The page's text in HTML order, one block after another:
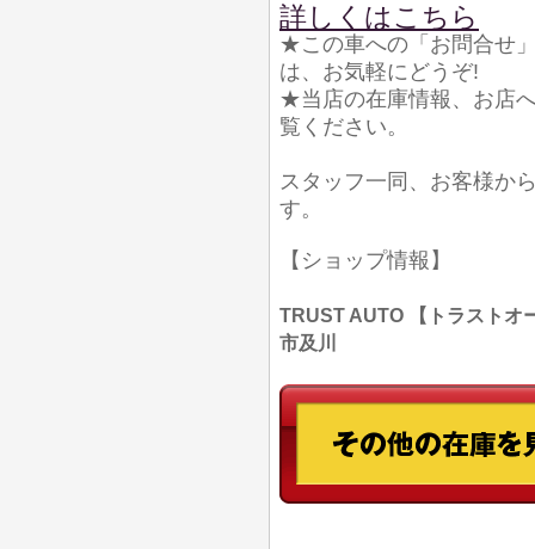
詳しくはこちら
★この車への「お問合せ
は、お気軽にどうぞ!
★当店の在庫情報、お店
覧ください。
スタッフ一同、お客様か
す。
【ショップ情報】
TRUST AUTO 【トラスト
市及川